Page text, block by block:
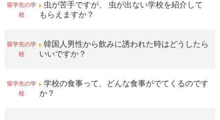
留学先の学
校
虫が苦手ですが、 虫が出ない学校を紹介して
もらえますか？
留学先の学
校
韓国人男性から飲みに誘われた時はどうしたら
いいですか？
留学先の学
校
学校の食事って、どんな食事がでてくるのです
か？